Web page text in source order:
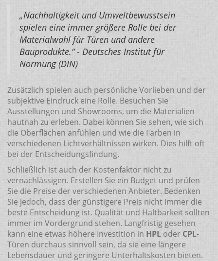
„Nachhaltigkeit und Umweltbewusstsein
spielen eine immer größere Rolle bei der
Materialwahl für Türen und andere
Bauprodukte.“ - Deutsches Institut für
Normung (DIN)
Zusätzlich spielen auch persönliche Vorlieben und der
subjektive Eindruck eine Rolle. Besuchen Sie
Ausstellungen und Showrooms, um die Materialien
hautnah zu erleben. Dabei können Sie sehen, wie sich
die Oberflächen anfühlen und wie die Farben in
verschiedenen Lichtverhältnissen wirken. Dies hilft oft
bei der Entscheidungsfindung.
Schließlich ist auch der Kostenfaktor nicht zu
vernachlässigen. Erstellen Sie ein Budget und prüfen
Sie die Preise der verschiedenen Anbieter. Bedenken
Sie jedoch, dass der günstigere Preis nicht immer die
beste Entscheidung ist. Qualität und Haltbarkeit sollten
immer im Vordergrund stehen. Langfristig gesehen
kann eine etwas höhere Investition in HPL oder CPL-
Türen durchaus sinnvoll sein, da sie eine längere
Lebensdauer und geringere Unterhaltskosten bieten.